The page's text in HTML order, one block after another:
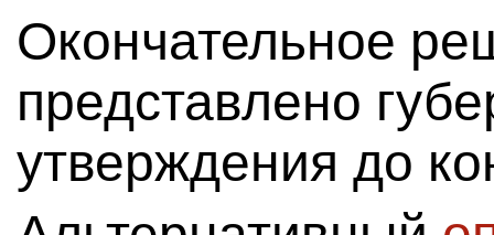
Окончательное
представлено
утверждения до